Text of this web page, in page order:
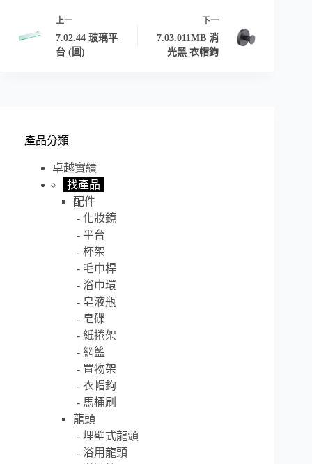
上一
7.02.44 玻璃平
台 (圓)
下一
7.03.011MB 消
光黑 衣帽鉤
產品分類
卓越實績
找產品
配件
化妝鏡
平台
杯架
毛巾桿
浴巾環
皂液瓶
皂碟
紙捲架
網籃
置物架
衣帽鉤
馬桶刷
龍頭
埋壁式龍頭
浴用龍頭